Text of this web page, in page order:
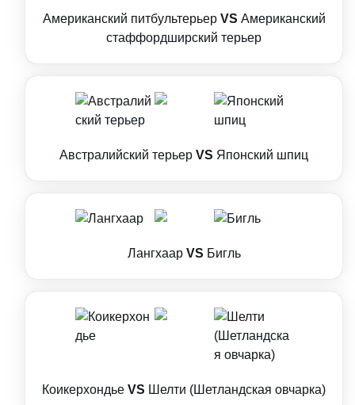
Американский питбультерьер VS Американский
стаффордширский терьер
Австралийский терьер VS Японский шпиц
Лангхаар VS Бигль
Коикерхондье VS Шелти (Шетландская овчарка)